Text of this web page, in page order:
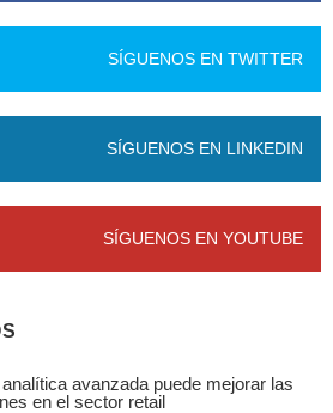
SÍGUENOS EN TWITTER
SÍGUENOS EN LINKEDIN
SÍGUENOS EN YOUTUBE
avanzada puede mejorar las
en el sector retail